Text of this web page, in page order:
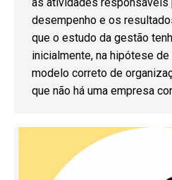
desempenho e os
que o estudo da gestão
inicialmente, na hipótese
modelo correto de
que não há uma empresa